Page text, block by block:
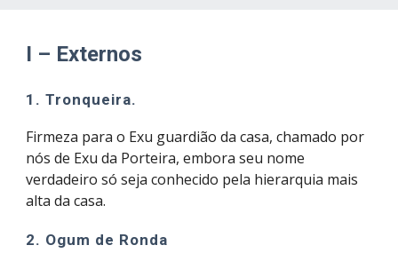
I – Externos
1. Tronqueira.
Firmeza para o Exu guardião da casa, chamado por
nós de Exu da Porteira, embora seu nome
verdadeiro só seja conhecido pela hierarquia mais
alta da casa.
2. Ogum de Ronda